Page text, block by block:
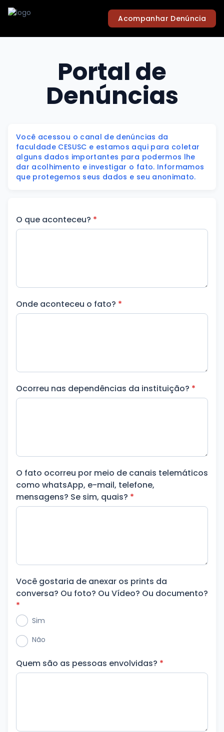
Acompanhar Denúncia
Portal de
Denúncias
Você acessou o canal de denúncias da
faculdade CESUSC e estamos aqui para coletar
alguns dados importantes para podermos lhe
dar acolhimento e investigar o fato. Informamos
que protegemos seus dados e seu anonimato.
O que aconteceu? *
Onde aconteceu o fato? *
Ocorreu nas dependências da instituição? *
O fato ocorreu por meio de canais telemáticos
como whatsApp, e-mail, telefone,
mensagens? Se sim, quais? *
Você gostaria de anexar os prints da
conversa? Ou foto? Ou Vídeo? Ou documento?
*
Sim
Não
Quem são as pessoas envolvidas? *